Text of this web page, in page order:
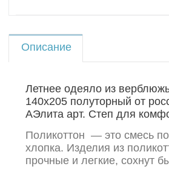
Описание
Летнее одеяло из
140х205 полуторный от
АЭлита арт. Степ для
Поликоттон — это смесь
хлопка. Изделия из
прочные и легкие, сохнут